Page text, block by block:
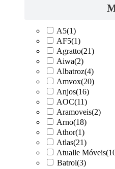
A5(1)
AF5(1)
Agratto(21)
Aiwa(2)
Albatroz(4)
Amvox(20)
Anjos(16)
AOC(11)
Aramoveis(2)
Arno(18)
Athor(1)
Atlas(21)
Atualle Móveis
Batrol(3)